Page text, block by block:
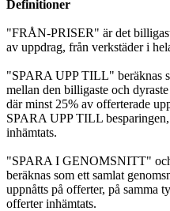
Definitioner
"FRÅN-PRISER" är det
av uppdrag, från verkstäder i
"SPARA UPP TILL" beräknas
mellan den billigaste och
där minst 25% av offerterade
SPARA UPP TILL
inhämtats.
"SPARA I GENOMSNITT"
beräknas som ett samlat
uppnåtts på offerter, på samma
offerter inhämtats.